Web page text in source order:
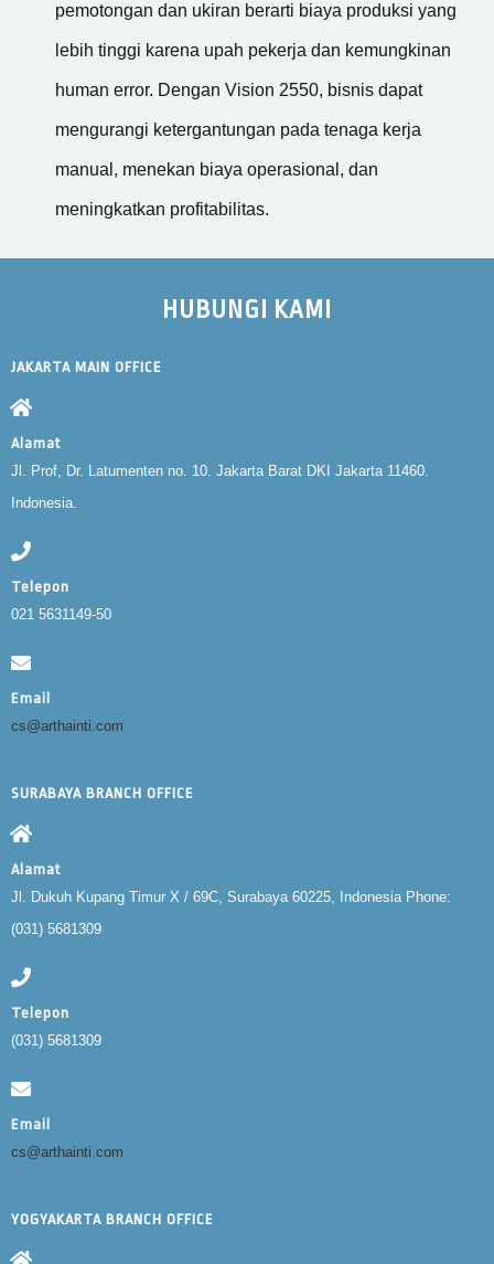
pemotongan dan ukiran berarti biaya produksi yang
lebih tinggi karena upah pekerja dan kemungkinan
human error. Dengan Vision 2550, bisnis dapat
mengurangi ketergantungan pada tenaga kerja
manual, menekan biaya operasional, dan
meningkatkan profitabilitas.
HUBUNGI KAMI
JAKARTA MAIN OFFICE
Alamat
Jl. Prof, Dr. Latumenten no. 10. Jakarta Barat DKI Jakarta 11460.
Indonesia.
Telepon
021 5631149-50
Email
cs@arthainti.com
SURABAYA BRANCH OFFICE
Alamat
Jl. Dukuh Kupang Timur X / 69C, Surabaya 60225, Indonesia Phone:
(031) 5681309
Telepon
(031) 5681309
Email
cs@arthainti.com
YOGYAKARTA BRANCH OFFICE